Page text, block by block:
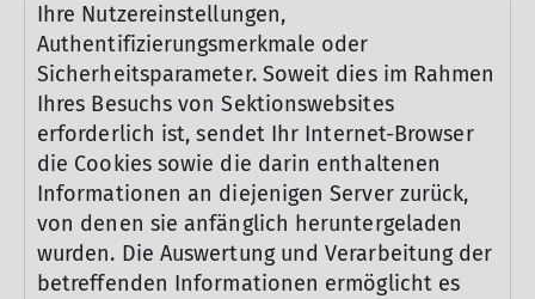
Ihre Nutzereinstellungen,
Authentifizierungsmerkmale oder
Sicherheitsparameter. Soweit dies im Rahmen
Ihres Besuchs von Sektionswebsites
erforderlich ist, sendet Ihr Internet-Browser
die Cookies sowie die darin enthaltenen
Informationen an diejenigen Server zurück,
von denen sie anfänglich heruntergeladen
wurden. Die Auswertung und Verarbeitung der
betreffenden Informationen ermöglicht es